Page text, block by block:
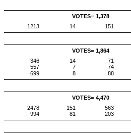
VOTES= 1,378
1213
14 151
VOTES= 1,864
346
14 71
557
7 74
699
8 88
VOTES= 4,470
2478
151 563
994
81 203